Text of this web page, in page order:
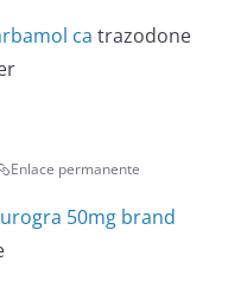
ca trazodone
Enlace permanente
50mg brand